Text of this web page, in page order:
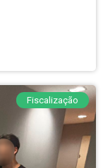
Fiscalização